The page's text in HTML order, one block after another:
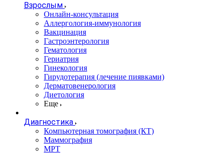
Взрослым
Онлайн-консультация
Аллергология-иммунология
Вакцинация
Гастроэнтерология
Гематология
Гериатрия
Гинекология
Гирудотерапия (лечение пиявками)
Дерматовенерология
Диетология
Еще
Диагностика
Компьютерная томография (КТ)
Маммография
МРТ